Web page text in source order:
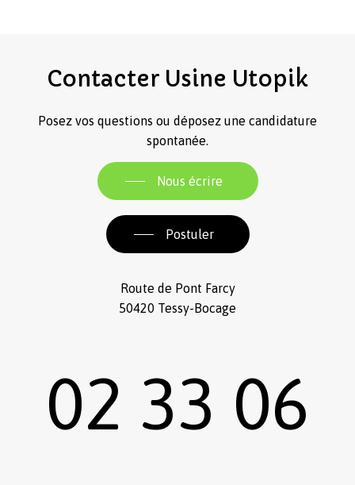
Contacter Usine Utopik
Posez vos questions ou déposez une candidature
spontanée.
Nous écrire
Postuler
Route de Pont Farcy
50420 Tessy-Bocage
02 33 06